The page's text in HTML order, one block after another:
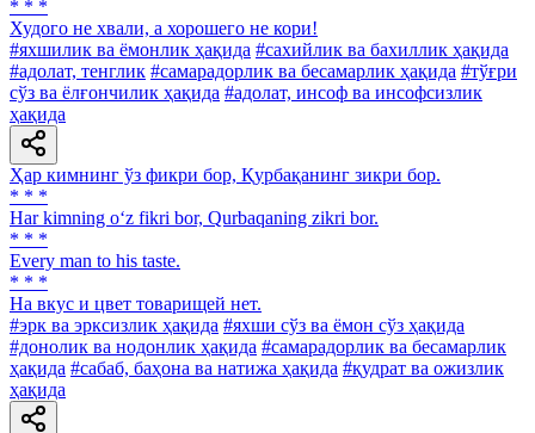
* * *
Худого не хвали, а хорошего не кори!
#яхшилик ва ёмонлик ҳақида #сахийлик ва бахиллик ҳақида
#адолат, тенглик #самарадорлик ва бесамарлик ҳақида #тўғри
сўз ва ёлғончилик ҳақида #адолат, инсоф ва инсофсизлик
ҳақида
Ҳар кимнинг ўз фикри бор, Қурбақанинг зикри бор.
* * *
Har kimning o‘z fikri bor, Qurbaqaning zikri bor.
* * *
Every man to his taste.
* * *
На вкус и цвет товарищей нет.
#эрк ва эрксизлик ҳақида #яхши сўз ва ёмон сўз ҳақида
#донолик ва нодонлик ҳақида #самарадорлик ва бесамарлик
ҳақида #сабаб, баҳона ва натижа ҳақида #қудрат ва ожизлик
ҳақида